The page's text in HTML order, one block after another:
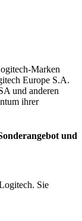
Marken
Europe S.A.
und anderen
ihrer
und
Sie